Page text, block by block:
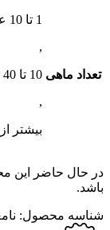
تعداد ماهی
1 تا 10 عدد
,
10 تا 40 عدد
,
بیشتر از 40 عدد
در حال حاضر این
باشد.
شناسه محصول: